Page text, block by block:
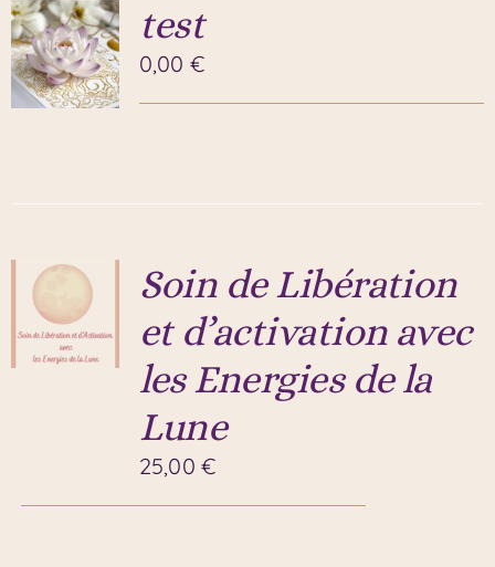
test
0,00€
Soin de Libération
et d’activation avec
les Energies de la
Lune
25,00€